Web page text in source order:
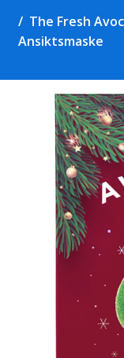
The Fresh
Ansiktsmaske